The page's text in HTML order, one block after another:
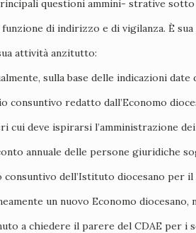
questioni ammini- strative
funzione di indirizzo e di vigilanza. È
attività anzitutto:
sulla base delle indicazioni
consuntivo redatto dall’Economo
cui deve ispirarsi l’amministrazione dei
annuale delle persone giuridiche
dell’Istituto diocesano per
un nuovo Economo diocesano,
a chiedere il parere del CDAE per i